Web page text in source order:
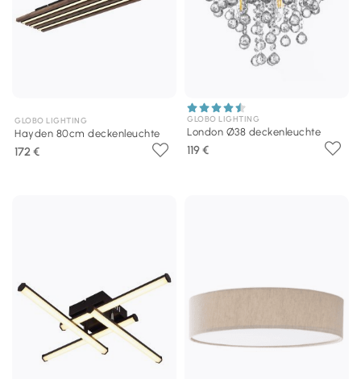
GLOBO LIGHTING
Hayden 80cm deckenleuchte
172 €
GLOBO LIGHTING
London Ø38 deckenleuchte
119 €